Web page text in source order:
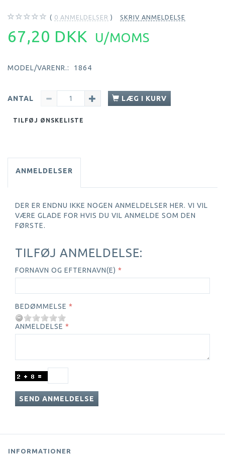
0 ANMELDELSER SKRIV ANMELDELSE
67,20 DKK U/MOMS
MODEL/VARENR.: 1864
ANTAL LÆG I KURV
TILFØJ ØNSKELISTE
ANMELDELSER
DER ER ENDNU IKKE NOGEN ANMELDELSER HER. VI VIL
VÆRE GLADE FOR HVIS DU VIL ANMELDE SOM DEN
FØRSTE.
TILFØJ ANMELDELSE:
FORNAVN OG EFTERNAVN(E)
BEDØMMELSE
ANMELDELSE
SEND ANMELDELSE
INFORMATIONER